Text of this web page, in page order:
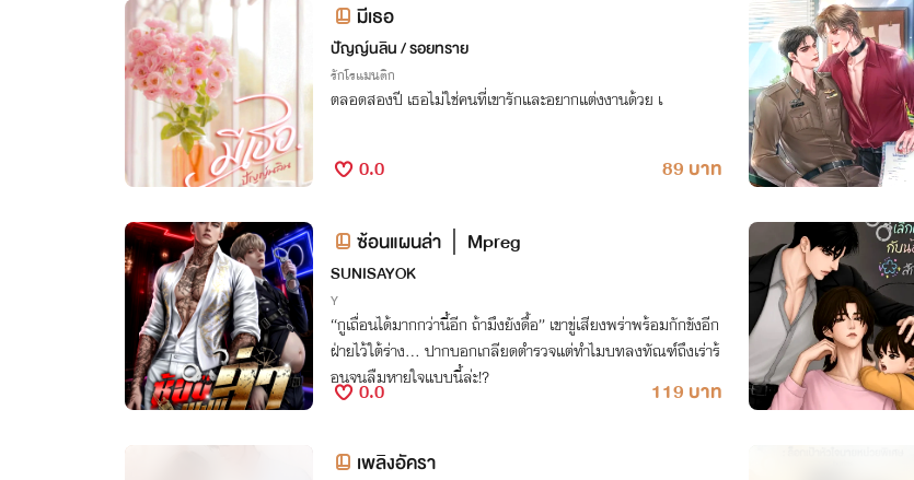
มีเธอ
ปัญญ์นลิน / รอยทราย
รักโรแมนติก
ตลอดสองปี เธอไม่ใช่คนที่เขารักและอยากแต่งงานด้วย เ
0.0 89 บาท
ซ้อนแผนล่า｜Mpreg
SUNISAYOK
Y
“กูเถื่อนได้มากกว่านี้อีก ถ้ามึงยังดื้อ” เขาขู่เสียงพร่าพร้อมกักขังอีก
ฝ่ายไว้ใต้ร่าง... ปากบอกเกลียดตำรวจแต่ทำไมบทลงทัณฑ์ถึงเร่าร้
อนจนลืมหายใจแบบนี้ล่ะ!?
0.0 119 บาท
เพลิงอัครา